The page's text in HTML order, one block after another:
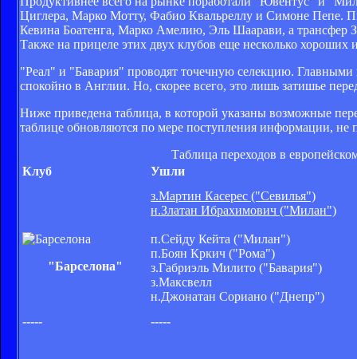
Циглера, Марко Мотту, Фабио Квальреллу и Симоне Пепе.
Кевина Боатенга, Марко Амелию, Эль Шаарави, а трансфер
Также на прицеле этих двух клубов еще несколько хороших
"Реал" и "Бавария" проводят точечную селекцию.
спокойно в Англии. Но, скорее всего, это лишь затишье
Ниже приведена таблица, в которой указаны возможные
таблице обновляются по мере поступления информации, не
Таблица переходов в
Клуб
Ушли
"Барселона"
з.Мартин Касерес ("Севилья")
н.Златан Ибрахимович ("Милан")
п.Сейду Кейта ("Милан")
п.Боян Кркич ("Рома")
з.Габриэль Милито ("Бавария")
з.Максвелл
н.Джонатан Сориано ("Днепр")
-----
-----